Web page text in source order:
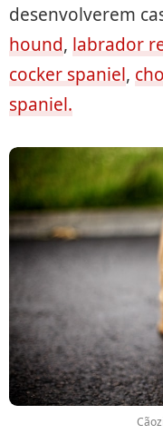
desenvolverem
hound, labrador
cocker spaniel,
spaniel.